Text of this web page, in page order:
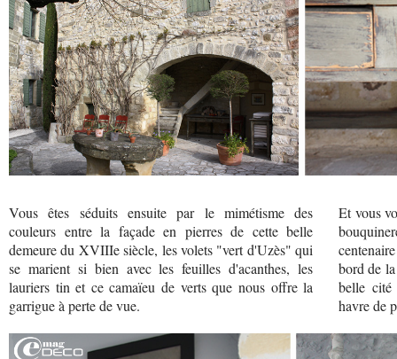
Vous êtes séduits ensuite par le mimétisme des
couleurs entre la façade en pierres de cette belle
demeure du XVIIIe siècle, les volets "vert d'Uzès" qui
se marient si bien avec les feuilles d'acanthes, les
lauriers tin et ce camaïeu de verts que nous offre la
garrigue à perte de vue.
Et vous
bord de
belle
havre de